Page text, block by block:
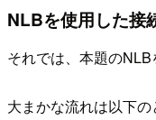
NLBを使用した接
それでは、本題のNLB
大まかな流れは以下の